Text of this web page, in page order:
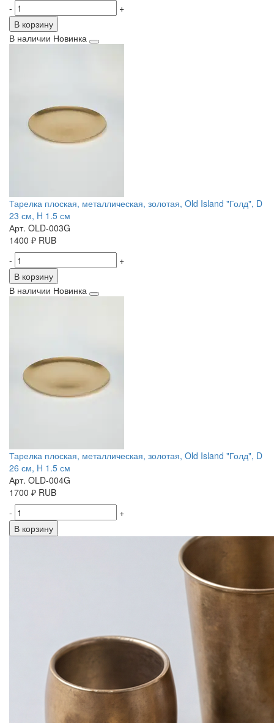
-
+
В корзину
В наличии Новинка
Тарелка плоская, металлическая, золотая, Old Island "Голд", D
23 см, H 1.5 см
Арт. OLD-003G
1400 ₽ RUB
-
+
В корзину
В наличии Новинка
Тарелка плоская, металлическая, золотая, Old Island "Голд", D
26 см, H 1.5 см
Арт. OLD-004G
1700 ₽ RUB
-
+
В корзину